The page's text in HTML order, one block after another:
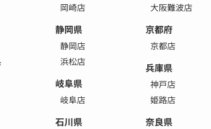
岡崎店
静岡県
静岡店
浜松店
岐阜県
岐阜店
石川県
大阪難波店
京都府
京都店
兵庫県
神戸店
姫路店
奈良県